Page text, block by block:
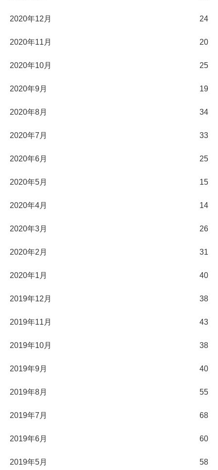
2020年12月 24
2020年11月 20
2020年10月 25
2020年9月 19
2020年8月 34
2020年7月 33
2020年6月 25
2020年5月 15
2020年4月 14
2020年3月 26
2020年2月 31
2020年1月 40
2019年12月 38
2019年11月 43
2019年10月 38
2019年9月 40
2019年8月 55
2019年7月 68
2019年6月 60
2019年5月 58